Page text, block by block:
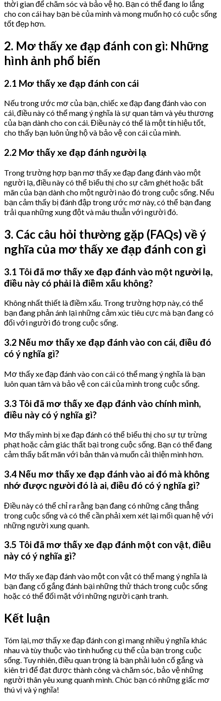
thời gian để chăm sóc và bảo vệ họ. Bạn có thể đang lo lắng
cho con cái hay bạn bè của mình và mong muốn họ có cuộc sống
tốt đẹp hơn.
2. Mơ thấy xe đạp đánh con gì: Những
hình ảnh phổ biến
2.1 Mơ thấy xe đạp đánh con cái
Nếu trong ước mơ của bạn, chiếc xe đạp đang đánh vào con
cái, điều này có thể mang ý nghĩa là sự quan tâm và yêu thương
của bạn dành cho con cái. Điều này có thể là một tín hiệu tốt,
cho thấy bạn luôn ủng hộ và bảo vệ con cái của mình.
2.2 Mơ thấy xe đạp đánh người lạ
Trong trường hợp bạn mơ thấy xe đạp đang đánh vào một
người lạ, điều này có thể biểu thị cho sự căm ghét hoặc bất
mãn của bạn dành cho một người nào đó trong cuộc sống. Nếu
bạn cảm thấy bị đánh đập trong ước mơ này, có thể bạn đang
trải qua những xung đột và mâu thuẫn với người đó.
3. Các câu hỏi thường gặp (FAQs) về ý
nghĩa của mơ thấy xe đạp đánh con gì
3.1 Tôi đã mơ thấy xe đạp đánh vào một người lạ,
điều này có phải là điềm xấu không?
Không nhất thiết là điềm xấu. Trong trường hợp này, có thể
bạn đang phản ánh lại những cảm xúc tiêu cực mà bạn đang có
đối với người đó trong cuộc sống.
3.2 Nếu mơ thấy xe đạp đánh vào con cái, điều đó
có ý nghĩa gì?
Mơ thấy xe đạp đánh vào con cái có thể mang ý nghĩa là bạn
luôn quan tâm và bảo vệ con cái của mình trong cuộc sống.
3.3 Tôi đã mơ thấy xe đạp đánh vào chính mình,
điều này có ý nghĩa gì?
Mơ thấy mình bị xe đạp đánh có thể biểu thị cho sự tự trừng
phạt hoặc cảm giác thất bại trong cuộc sống. Bạn có thể đang
cảm thấy bất mãn với bản thân và muốn cải thiện mình hơn.
3.4 Nếu mơ thấy xe đạp đánh vào ai đó mà không
nhớ được người đó là ai, điều đó có ý nghĩa gì?
Điều này có thể chỉ ra rằng bạn đang có những căng thẳng
trong cuộc sống và có thể cần phải xem xét lại mối quan hệ với
những người xung quanh.
3.5 Tôi đã mơ thấy xe đạp đánh một con vật, điều
này có ý nghĩa gì?
Mơ thấy xe đạp đánh vào một con vật có thể mang ý nghĩa là
bạn đang cố gắng đánh bại những thử thách trong cuộc sống
hoặc có thể đối mặt với những người cạnh tranh.
Kết luận
Tóm lại, mơ thấy xe đạp đánh con gì mang nhiều ý nghĩa khác
nhau và tùy thuộc vào tình huống cụ thể của bạn trong cuộc
sống. Tuy nhiên, điều quan trọng là bạn phải luôn cố gắng và
kiên trì để đạt được thành công và chăm sóc, bảo vệ những
người thân yêu xung quanh mình. Chúc bạn có những giấc mơ
thú vị và ý nghĩa!